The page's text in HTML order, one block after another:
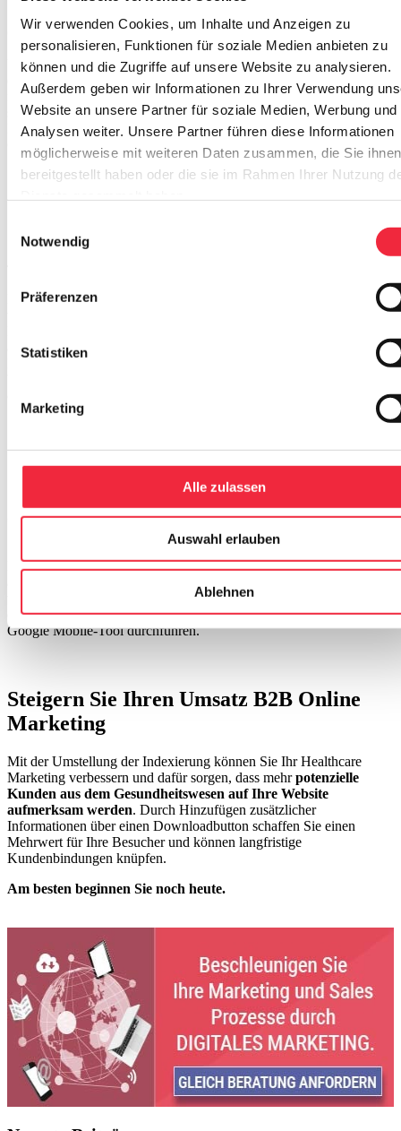
Wir verwenden Cookies, um Inhalte und Anzeigen zu
personalisieren, Funktionen für soziale Medien anbieten zu
können und die Zugriffe auf unsere Website zu analysieren.
Außerdem geben wir Informationen zu Ihrer Verwendung
Website an unsere Partner für soziale Medien, Werbung und
Analysen weiter. Unsere Partner führen diese Informationen
möglicherweise mit weiteren Daten zusammen, die Sie ihnen
bereitgestellt haben oder die sie im Rahmen Ihrer Nutzung
Notwendig
Präferenzen
Statistiken
Marketing
Alle zulassen
Auswahl erlauben
Ablehnen
3. Größenverhältnisse Ihrer Inhalte anpassen
Überprüfen Sie, ob die Schriftgröße benutzerfreundlich auf 12pt
eingestellt ist. Buttons, die beispielsweise zum Kauf eines Produkts
führen, sollten miteiner einfachen Fingerbewegunganklickbar
sein. Das Größenverhältnis muss daher angepasst werden. Bilder
Ihrer Produkte sollten groß genug sein, sodass ein guter
Gesamteindruck vermittelt wird.
Fügen SieDownloadbuttons
ein, um den Besuchern Ihrer Website
weitere nützliche Informationen zum Produkt zu bieten. Im Falle des
anbieten, welche die Wichtigkeit der verschiedenen
Manschettengrößern erläutert. Dadurch baut der potentielle Kunde
5. Überprüfen Sie Ihr Crawling
Die Mobile-Version Ihrer Website hatEinfluss auf das Crawling,
auch wenn die meisten Käufe über die Desktop-Version getätigt
werden. Kontrollieren Sie, ob Ihre Website von Suchmaschinen
erkannt wird, indem Sie folgenden Test über das frei nutzbare
Google Mobile-Tool durchführen.
Steigern Sie Ihren Umsatz B2B Online
Marketing
Mit der Umstellung der Indexierung können Sie Ihr Healthcare
Marketing verbessern und dafür sorgen, dass mehrpotenzielle
Kunden aus dem Gesundheitswesen auf Ihre Website
aufmerksam werden. Durch Hinzufügen zusätzlicher
Informationen über einen Downloadbutton schaffen Sie einen
Mehrwert für Ihre Besucher und können langfristige
Kundenbindungen knüpfen.
Am besten beginnen Sie noch heute.